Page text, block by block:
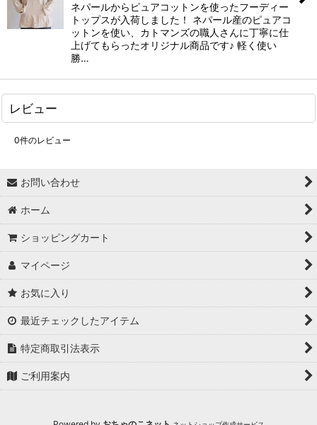
ネパールからピュアコットンを使ったフーディー
トップスが入荷しました！ ネパール産のピュアコ
ットンを使い、カトマンズの職人さんに丁寧に仕
上げてもらったオリジナル商品です♪ 軽く使い
勝…
レビュー
0件のレビュー
お問い合わせ
ホーム
ショッピングカート
マイページ
お気に入り
最近チェックしたアイテム
特定商取引法表示
ご利用案内